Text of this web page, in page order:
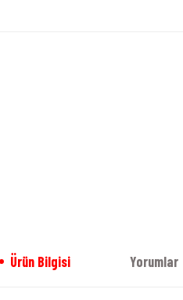
Ürün Bilgisi Yorumlar